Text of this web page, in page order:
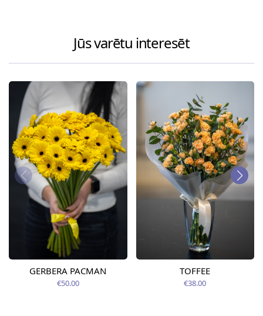
Jūs varētu interesēt
GERBERA PACMAN
€50.00
TOFFEE
€38.00